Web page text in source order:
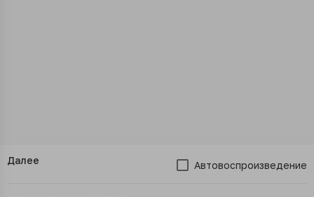
Далее Автовоспроизведение